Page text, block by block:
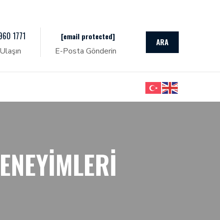
1771 [email protected]
E-Posta Gönderin
ARA